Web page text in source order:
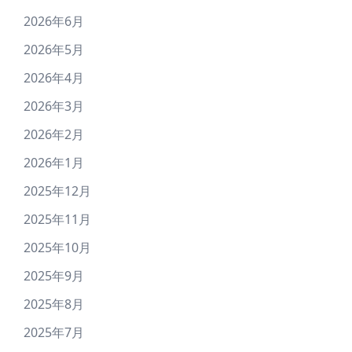
2026年6月
2026年5月
2026年4月
2026年3月
2026年2月
2026年1月
2025年12月
2025年11月
2025年10月
2025年9月
2025年8月
2025年7月